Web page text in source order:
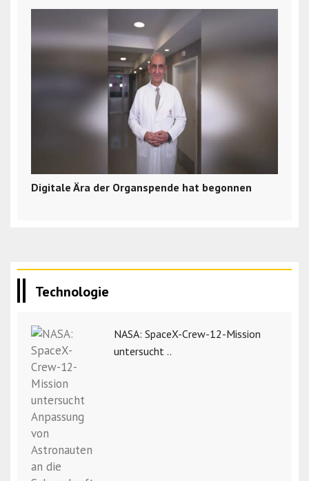
Digitale Ära der Organspende hat begonnen
Technologie
NASA: SpaceX-Crew-12-Mission
untersucht ..